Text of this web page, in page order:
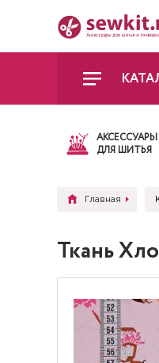
АКСЕССУАРЫ
ДЛЯ ШИТЬЯ
Главная
Ткань